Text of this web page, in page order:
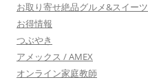
お取り寄せ絶品グルメ&スイーツ
お得情報
つぶやき
アメックス / AMEX
オンライン家庭教師